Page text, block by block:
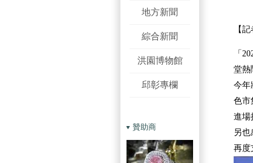
地方新聞
綜合新聞
洪園博物館
邱彰專欄
贊助商
【
「
堂熱
今年
色市
進場
另
再度